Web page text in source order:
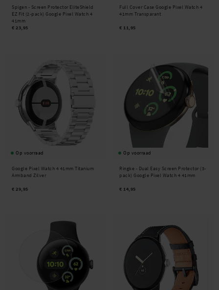
Spigen - Screen Protector EliteShield
EZ Fit (2-pack) Google Pixel Watch 4
41mm
€ 23,95
Full Cover Case Google Pixel Watch 4
41mm Transparant
€ 11,95
Op voorraad
Google Pixel Watch 4 41mm Titanium
Armband Zilver
€ 29,95
Op voorraad
Ringke - Dual Easy Screen Protector (3-
pack) Google Pixel Watch 4 41mm
€ 14,95